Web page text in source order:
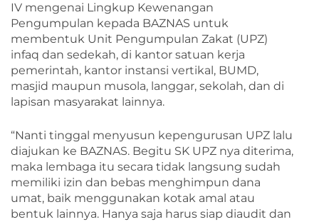
IV mengenai Lingkup Kewenangan
Pengumpulan kepada BAZNAS untuk
membentuk Unit Pengumpulan Zakat (UPZ)
infaq dan sedekah, di kantor satuan kerja
pemerintah, kantor instansi vertikal, BUMD,
masjid maupun musola, langgar, sekolah, dan di
lapisan masyarakat lainnya.
“Nanti tinggal menyusun kepengurusan UPZ lalu
diajukan ke BAZNAS. Begitu SK UPZ nya diterima,
maka lembaga itu secara tidak langsung sudah
memiliki izin dan bebas menghimpun dana
umat, baik menggunakan kotak amal atau
bentuk lainnya. Hanya saja harus siap diaudit dan